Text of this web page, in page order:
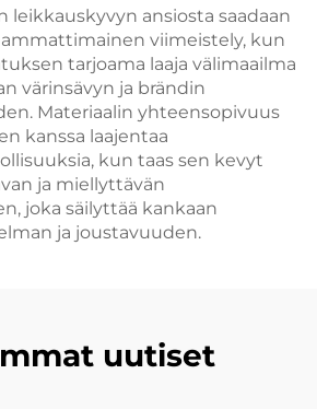
leikkauskyvyn ansiosta saadaan
viimeistely, kun
tarjoama laaja välimaailma
värinsävyn ja brändin
Materiaalin yhteensopivuus
kanssa laajentaa
kun taas sen kevyt
ja miellyttävän
joka säilyttää kankaan
ja joustavuuden.
uutiset